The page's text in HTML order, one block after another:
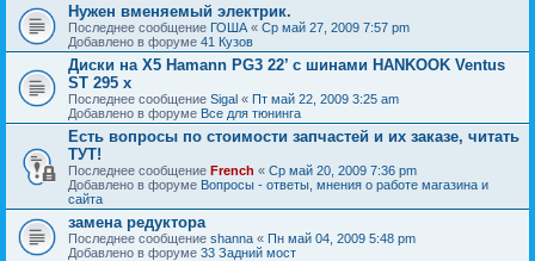
Нужен вменяемый электрик.
Последнее сообщение ГОША « Ср май 27, 2009 7:57 pm
Добавлено в форуме 41 Кузов
Диски на X5 Hamann PG3 22’ с шинами HANKOOK Ventus
ST 295 x
Последнее сообщение Sigal « Пт май 22, 2009 3:25 am
Добавлено в форуме Все для тюнинга
Есть вопросы по стоимости запчастей и их заказе, читать
ТУТ!
Последнее сообщение French « Ср май 20, 2009 7:36 pm
Добавлено в форуме Вопросы - ответы, мнения о работе магазина и
сайта
замена редуктора
Последнее сообщение shanna « Пн май 04, 2009 5:48 pm
Добавлено в форуме 33 Задний мост